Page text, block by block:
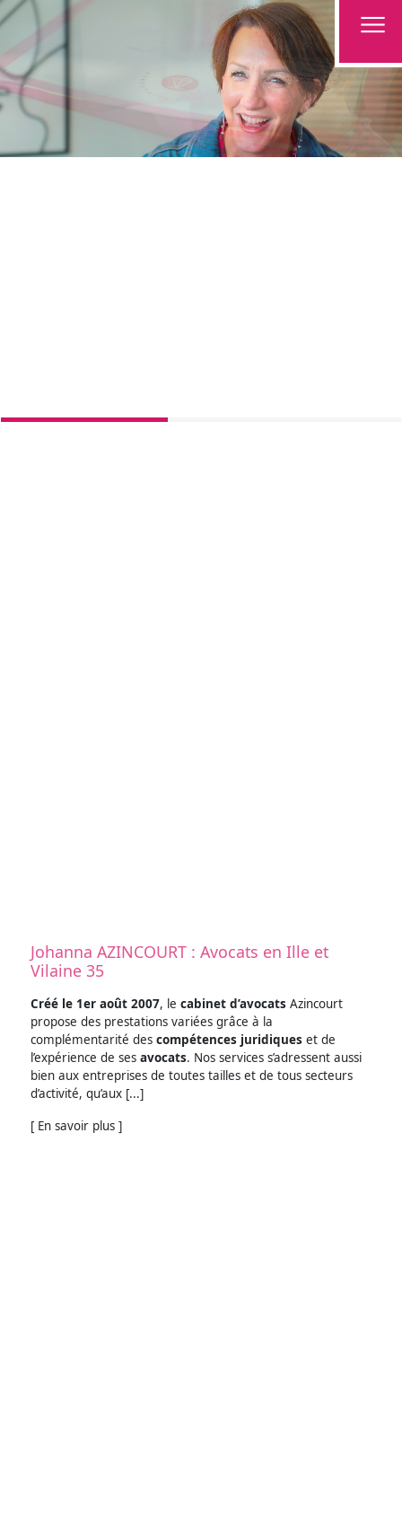
Johanna AZINCOURT : Avocats en Ille et
Vilaine 35
Créé le 1er août 2007, lecabinet d’avocats Azincourt
propose des prestations variées grâce à la
complémentarité descompétences juridiques et de
l’expérience de sesavocats. Nos services s’adressent aussi
bien aux entreprises de toutes tailles et de tous secteurs
d’activité, qu’aux [...]
[ En savoir plus ]